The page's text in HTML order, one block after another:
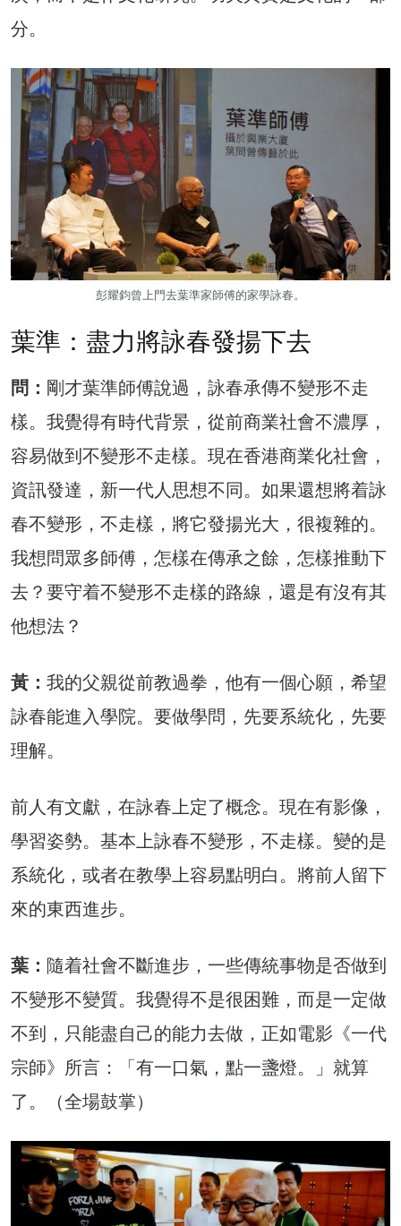
分。
彭耀鈞曾上門去葉準家師傅的家學詠春。
葉準：盡力將詠春發揚下去
問： 剛才葉準師傅說過，詠春承傳不變形不走
樣。我覺得有時代背景，從前商業社會不濃厚，
容易做到不變形不走樣。現在香港商業化社會，
資訊發達，新一代人思想不同。如果還想將着詠
春不變形，不走樣，將它發揚光大，很複雜的。
我想問眾多師傅，怎樣在傳承之餘，怎樣推動下
去？要守着不變形不走樣的路線，還是有沒有其
他想法？
黃： 我的父親從前教過拳，他有一個心願，希望
詠春能進入學院。要做學問，先要系統化，先要
理解。
前人有文獻，在詠春上定了概念。現在有影像，
學習姿勢。基本上詠春不變形，不走樣。變的是
系統化，或者在教學上容易點明白。將前人留下
來的東西進步。
葉： 隨着社會不斷進步，一些傳統事物是否做到
不變形不變質。我覺得不是很困難，而是一定做
不到，只能盡自己的能力去做，正如電影《一代
宗師》所言：「有一口氣，點一盞燈。」就算
了。（全場鼓掌）